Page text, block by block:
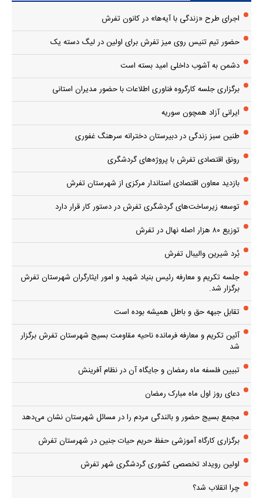
اجرای طرح «زندگی با آیه‌ها» در کانون تفرش
حضور تیم تنیس روی میز تفرش برای اولین در لیگ دسته یک
دشمن به آشوب داخلی امید بسته است
برگزاری جلسه کارگروه فناوری اطلاعات با حضور مدیران استانی
ایرانی آزاد همچون سوریه
طنین سبز زندگی در دبیرستان دخترانه سرهنگ غفوری
رونق اقتصادی تفرش با پروژه‌های گردشگری
بازدید معاون اقتصادی استاندار مرکزی از شهرستان تفرش
توسعه زیرساخت‌های گردشگری تفرش در دستور کار قرار دارد
توزیع ۸۰ هزار اصله نهال در تفرش
بُرد شیرین والیبال تفرش
جلسه تکریم و معارفه رئیس بنیاد شهید و امور ایثارگران شهرستان تفرش
برگزار شد.
تقابل جبهه حق و باطل همیشه بوده است
آئین تکریم و معارفه فرمانده ناحیه مقاومت بسیج شهرستان تفرش برگزار
شد
تبیین فلسفه ماه رمضان و جایگاه آن در نظام آفرینش
دعای روز اول ماه مبارک رمضان
مجمع بسیج حضور و بالندگی مردم را در مسائل شهرستان نشان می‌دهد
برگزاری کارگاه آموزشی حفظ حریم حیات جنین در شهرستان تفرش
اولین رویداد تخصصی کشوری گردشگری شهر تفرش
چرا انقلاب شد؟